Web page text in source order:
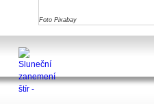
Foto Pixabay